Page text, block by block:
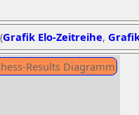
Grafik Elo-Zeitreihe,